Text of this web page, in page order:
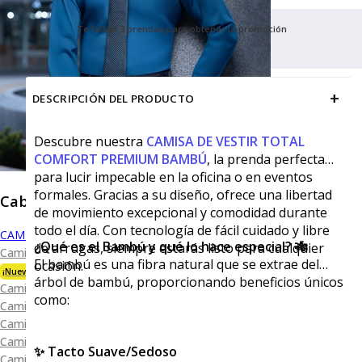
Caballero
CAMISAS
Camisa Premium Bambú
¡Nueva Colección!
Camisa Blanca
Camisa Performance
Camisa Piqué
Camisa Oxford
Te faltan 3 prendas para obtener la promoción
DESCRIPCIÓN DEL PRODUCTO +
Descubre nuestra CAMISA DE VESTIR TOTAL
COMFORT PREMIUM BAMBÚ, la prenda perfecta
para lucir impecable en la oficina o en eventos
formales. Gracias a su diseño, ofrece una libertad
de movimiento excepcional y comodidad durante
todo el día. Con tecnología de fácil cuidado y libre
de arrugas, siempre estarás listo para cualquier
ocasión.
¿Qué es el Bambú y qué lo hace especial? 🎋
El bambú es una fibra natural que se extrae del
árbol de bambú, proporcionando beneficios únicos
como:
✨ Tacto Suave/Sedoso